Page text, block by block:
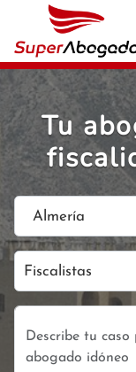
Tu
Almería
Fiscalistas